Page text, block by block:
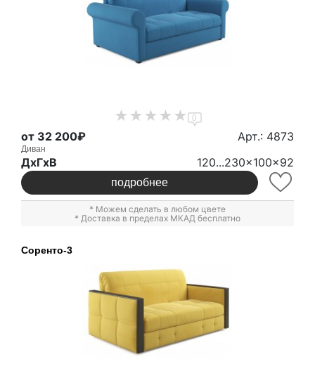
0
от 32 200₽ Арт.: 4873
Диван
ДxГxВ 120...230x100x92
подробнее
* Можем сделать в любом цвете
* Доставка в пределах МКАД бесплатно
Соренто-3